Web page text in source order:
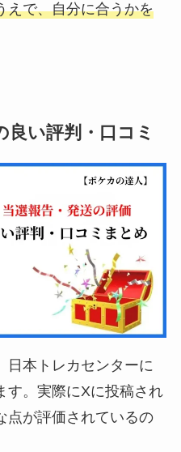
えで、自分に合うかを
良い評判・口コミ
日本トレカセンターに
す。実際にXに投稿され
点が評価されているの